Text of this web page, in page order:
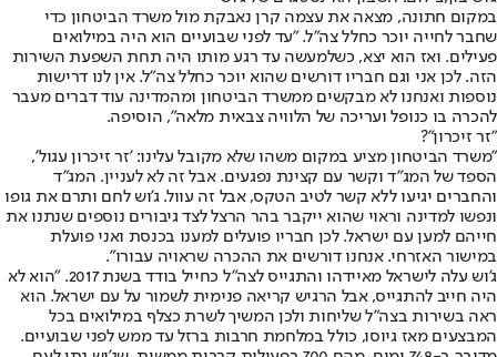
במקום חתונה, מצאה את עצמה קרן נאבקת מול משרד הביטחון כדי
שחבר לחייה יוכר כחלל צה"ל. "עד לפני שבועיים הוא היה במילואים
פעילים. ואז הוא יצא, כשלמעשה עד רגע מותו היה תחת השפעת השירות
הזה. לכן אני וגם חבריו דורשים שהוא יוכר כחלל צה"ל. אין לנו דרישות
נוספות ואנחנו לא מבקשים ממשרד הביטחון ומהמדינה עוד דברים מעבר
להכרה בו כנופל ועריכה של הלוויה צבאית מלאה", הוסיפה.
"זר זיכרון"?
"משרד הביטחון מציע במקום משהו שלא מקובל עלינו: 'זר זיכרון עגול',
הספד של המג"ד וקשר עם קצינת נפגעים. אבל זה לא לעניין. המג"ד
והחברים יגיעו ללא קשר לטיב הטקס, אבל זה עוול. ג'וש לחם ותרם את גופו
ונפשו למדינה וראוי שהוא ייקבר בהר הרצל לצד גיבורים נוספים שנתנו את
חייהם למען עם ישראל. לכן חבריו פועלים למענו בכנסת ואני פועלת
במישור האזרחי. אנחנו דורשים את ההכרה שראויה עבורו".
ג'וש עלה לישראל מאיידהו והתגייס לצה"ל כחייל בודד בשנת 2017. "הוא לא
היה חייב להתגייס, אבל הרגיש קריאה פנימית לשמור על עם ישראל. הוא
ראה בשירות בצה"ל שליחות ולכן המשיך לשרת כצלף במילואים בכל
המבצעים מאז גיוסו, כולל במלחמת חרבות ברזל עד ממש לפני שבועיים.